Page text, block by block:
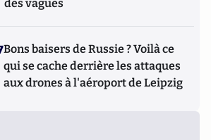
des vagues
Bons baisers de Russie ? Voilà ce
qui se cache derrière les attaques
aux drones à l'aéroport de Leipzig